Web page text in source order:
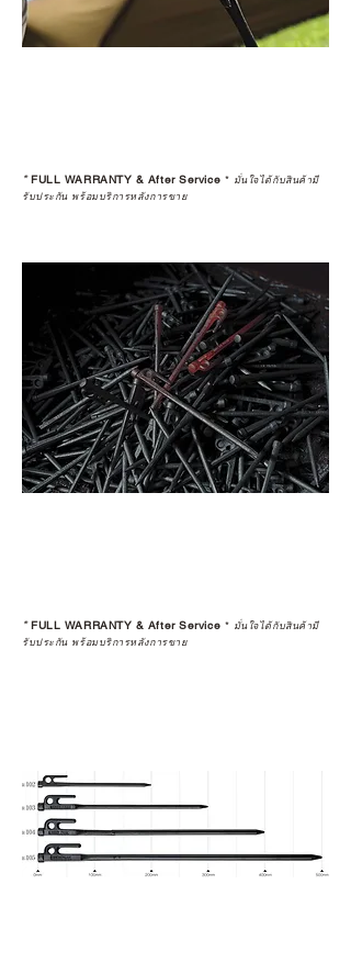
*FULL WARRANTY & After Service * มั่นใจได้กับสินค้ามี
รับประกัน พร้อมบริการหลังการขาย
*FULL WARRANTY & After Service * มั่นใจได้กับสินค้ามี
รับประกัน พร้อมบริการหลังการขาย